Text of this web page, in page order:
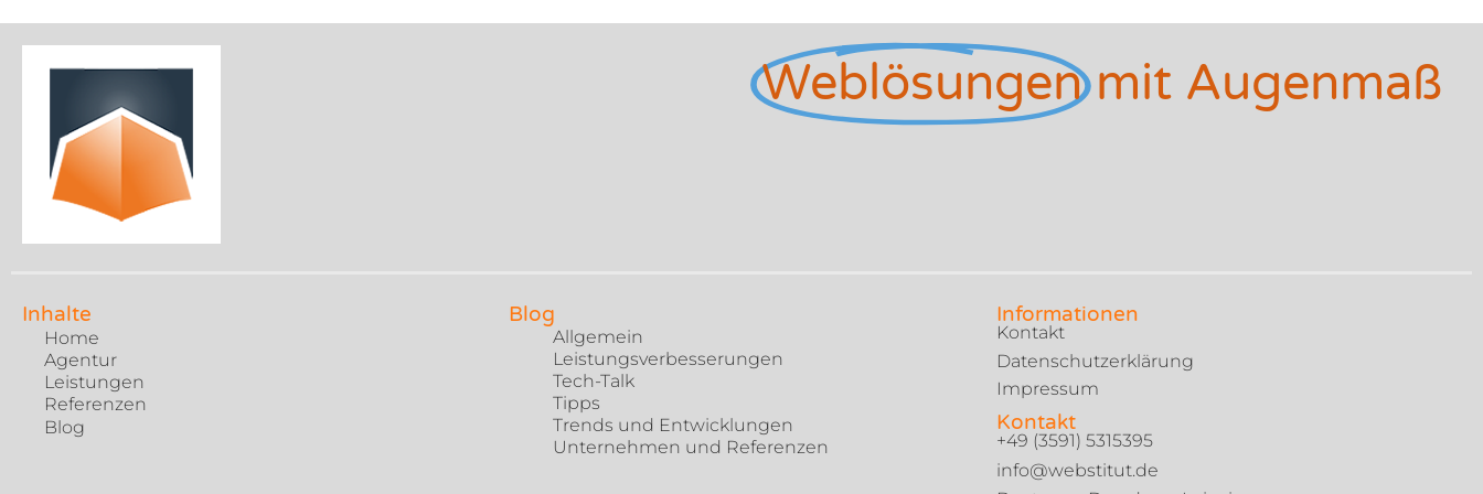
Weblösungen mit Augenmaß
Inhalte
Home
Agentur
Leistungen
Referenzen
Blog
Blog
Allgemein
Leistungsverbesserungen
Tech-Talk
Tipps
Trends und Entwicklungen
Unternehmen und Referenzen
Informationen
Kontakt
Datenschutzerklärung
Impressum
Kontakt
+49 (3591) 5315395
info@webstitut.de